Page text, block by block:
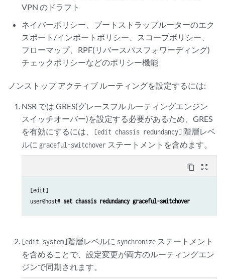
VPN のドラフト
ネイバーポリシー、ブートストラップルーターのエク
スポート/インポートポリシー、スコープポリシー、
フローマップ、RPF(リバースパスフォワーディング)
チェックポリシーなどのポリシー機能
ノンストップ アクティブ ルーティングを設定するには:
NSR では GRES(グレースフル ルーティングエンジン
スイッチオーバー)を設定する必要があるため、GRES
を有効にするには、 [edit chassis redundancy] 階層レベ
ルに graceful-switchover ステートメントを含めます。
content_copy zoom_out_map
[edit]
user@host# set chassis redundancy graceful-switchover
[edit system]階層レベルに synchronize ステートメント
を含めることで、設定変更が両方のルーティングエン
ジンで同期されます。